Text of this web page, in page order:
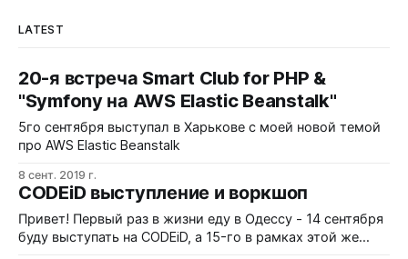
LATEST
20-я встреча Smart Club for PHP &
"Symfony на AWS Elastic Beanstalk"
5го сентября выступал в Харькове с моей новой темой
про AWS Elastic Beanstalk
8 сент. 2019 г.
CODEiD выступление и воркшоп
Привет! Первый раз в жизни еду в Одессу - 14 сентября
буду выступать на CODEiD, а 15-го в рамках этой же